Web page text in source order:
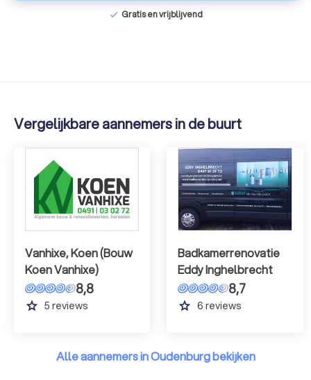
check Gratis en vrijblijvend
Vergelijkbare aannemers in de buurt
Vanhixe, Koen (Bouw
Koen Vanhixe)
8,8
grade 5 reviews
Badkamerrenovatie
Eddy Inghelbrecht
8,7
grade 6 reviews
Alle aannemers in Oudenburg bekijken